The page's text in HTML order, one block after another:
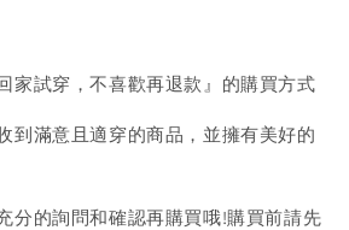
家試穿，不喜歡再退款』的購買方式
到滿意且適穿的商品，並擁有美好的
分的詢問和確認再購買哦!購買前請先